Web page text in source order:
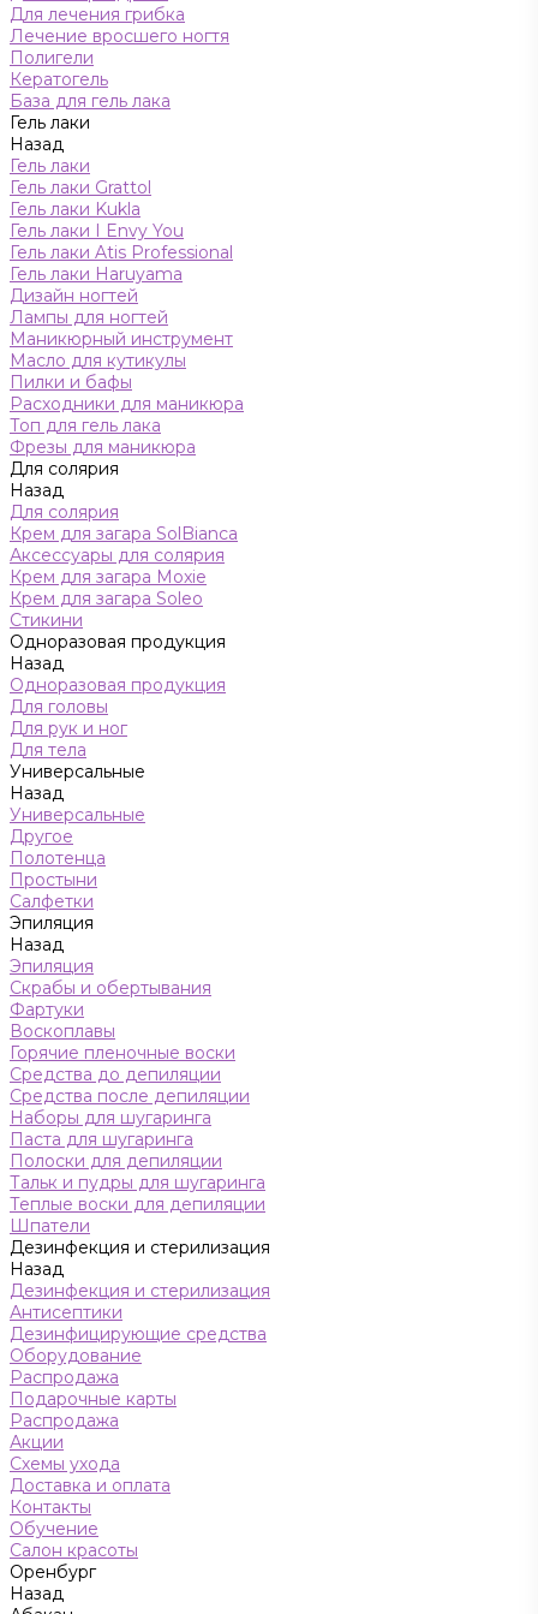
Для лечения грибка
Лечение вросшего ногтя
Полигели
Кератогель
База для гель лака
Гель лаки
Назад
Гель лаки
Гель лаки Grattol
Гель лаки Kukla
Гель лаки I Envy You
Гель лаки Atis Professional
Гель лаки Haruyama
Дизайн ногтей
Лампы для ногтей
Маникюрный инструмент
Масло для кутикулы
Пилки и бафы
Расходники для маникюра
Топ для гель лака
Фрезы для маникюра
Для солярия
Назад
Для солярия
Крем для загара SolBianca
Аксессуары для солярия
Крем для загара Moxie
Крем для загара Soleo
Стикини
Одноразовая продукция
Назад
Одноразовая продукция
Для головы
Для рук и ног
Для тела
Универсальные
Назад
Универсальные
Другое
Полотенца
Простыни
Салфетки
Эпиляция
Назад
Эпиляция
Скрабы и обертывания
Фартуки
Воскоплавы
Горячие пленочные воски
Средства до депиляции
Средства после депиляции
Наборы для шугаринга
Паста для шугаринга
Полоски для депиляции
Тальк и пудры для шугаринга
Теплые воски для депиляции
Шпатели
Дезинфекция и стерилизация
Назад
Дезинфекция и стерилизация
Антисептики
Дезинфицирующие средства
Оборудование
Распродажа
Подарочные карты
Распродажа
Акции
Схемы ухода
Доставка и оплата
Контакты
Обучение
Салон красоты
Оренбург
Назад